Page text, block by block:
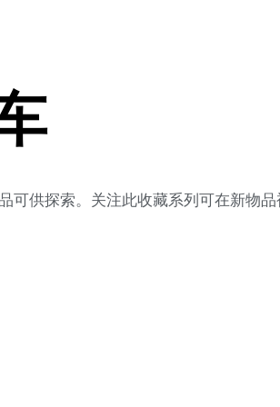
可供探索。关注此收藏系列可在新物